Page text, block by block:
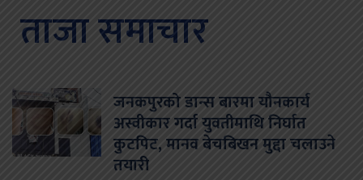
ताजा समाचार
जनकपुरको डान्स बारमा यौनकार्य
अस्वीकार गर्दा युवतीमाथि निर्घात
कुटपिट, मानव बेचबिखन मुद्दा चलाउने
तयारी